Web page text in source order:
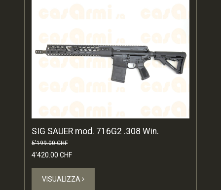
SIG SAUER mod. 716G2 .308 Win.
5'199.00 CHF
4'420.00 CHF
VISUALIZZA